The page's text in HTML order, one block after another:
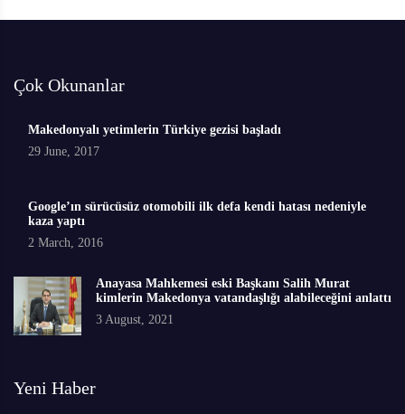
Çok Okunanlar
Makedonyalı yetimlerin Türkiye gezisi başladı
29 June, 2017
Google’ın sürücüsüz otomobili ilk defa kendi hatası nedeniyle
kaza yaptı
2 March, 2016
Anayasa Mahkemesi eski Başkanı Salih Murat
kimlerin Makedonya vatandaşlığı alabileceğini anlattı
3 August, 2021
Yeni Haber